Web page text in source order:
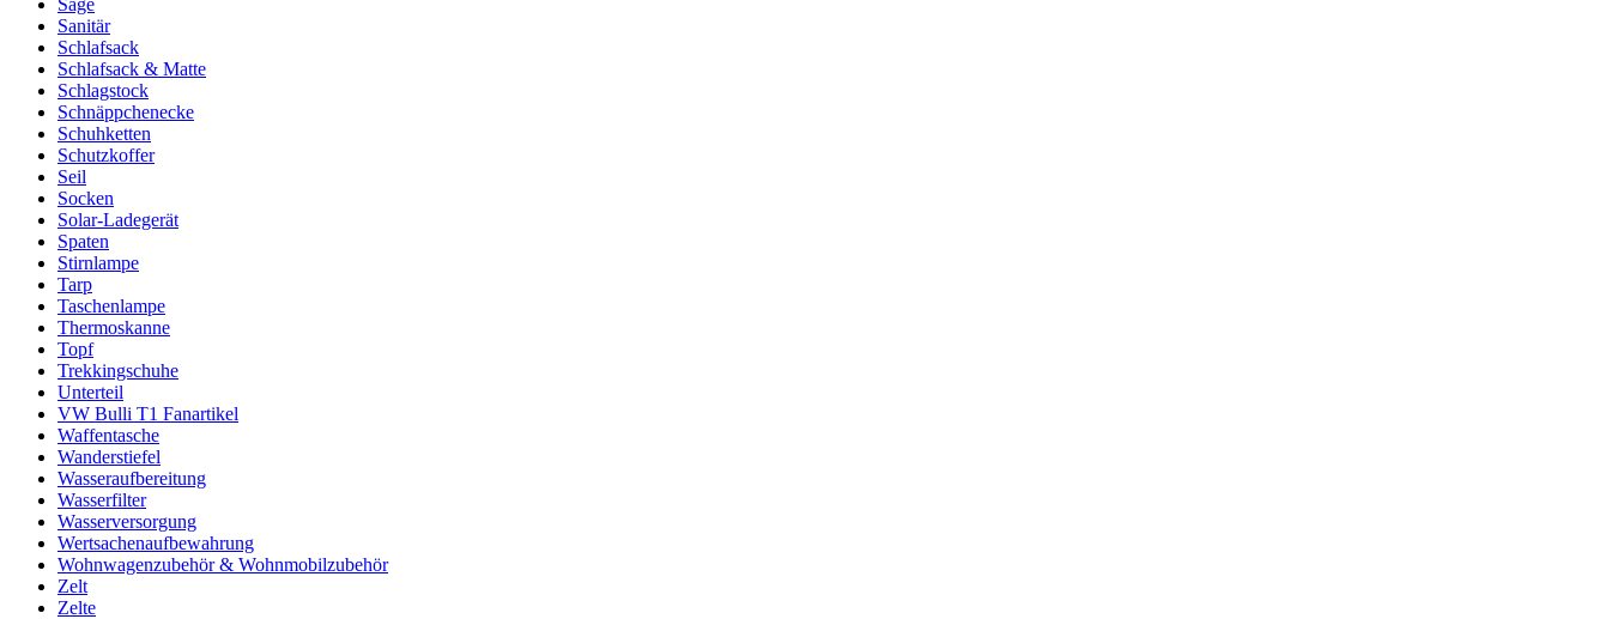
Säge
Sanitär
Schlafsack
Schlafsack & Matte
Schlagstock
Schnäppchenecke
Schuhketten
Schutzkoffer
Seil
Socken
Solar-Ladegerät
Spaten
Stirnlampe
Tarp
Taschenlampe
Thermoskanne
Topf
Trekkingschuhe
Unterteil
VW Bulli T1 Fanartikel
Waffentasche
Wanderstiefel
Wasseraufbereitung
Wasserfilter
Wasserversorgung
Wertsachenaufbewahrung
Wohnwagenzubehör & Wohnmobilzubehör
Zelt
Zelte